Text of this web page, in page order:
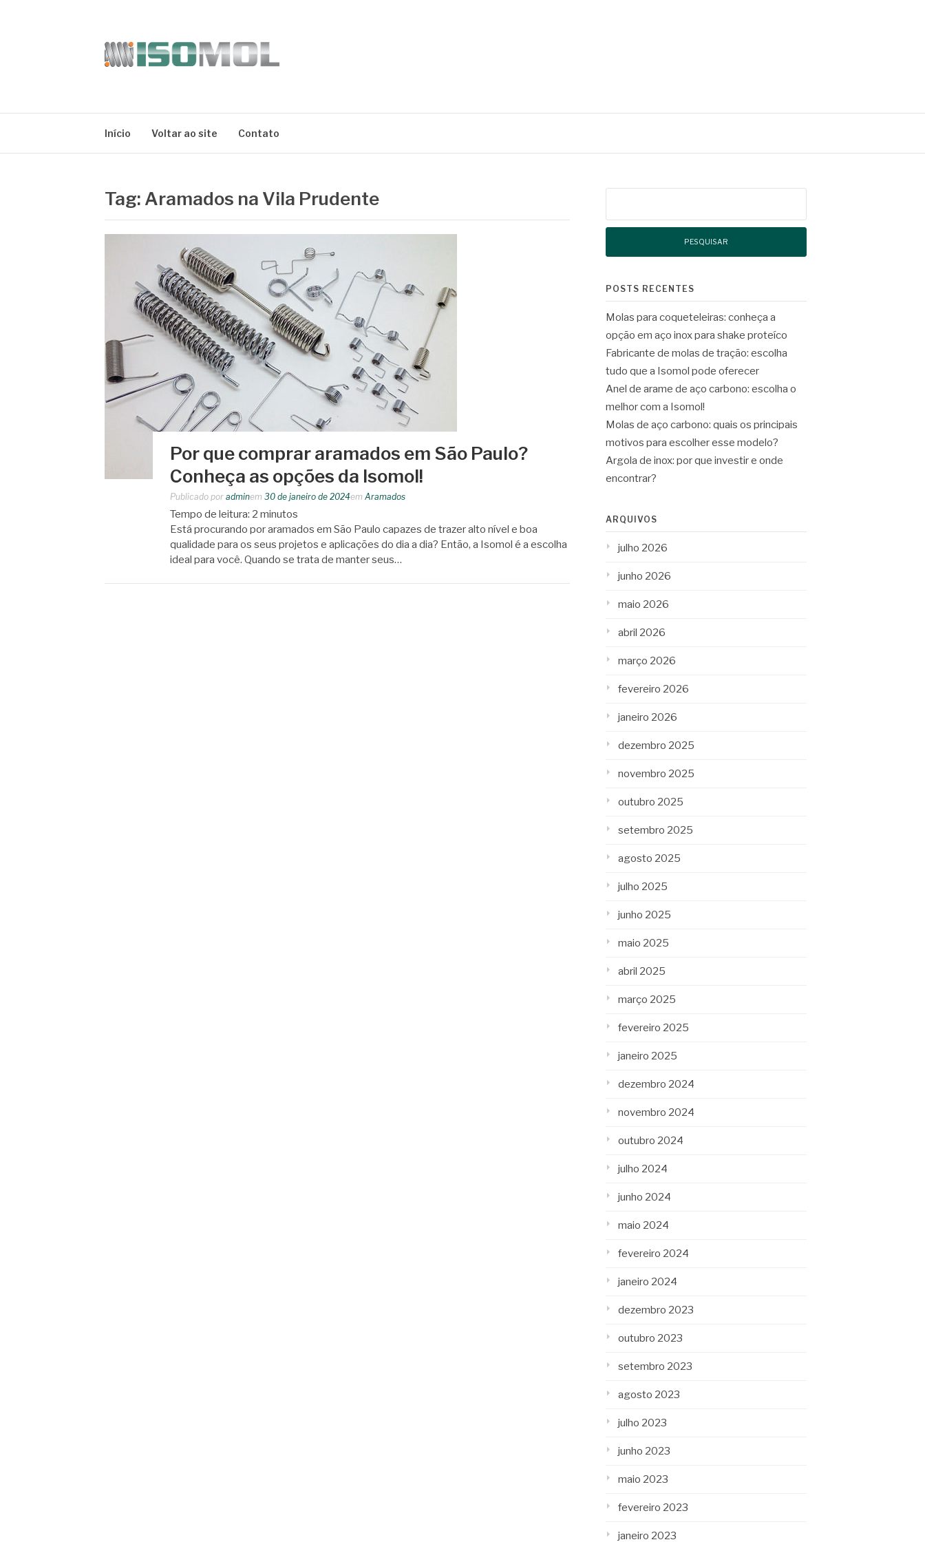
Início Voltar ao site Contato
Tag: Aramados na Vila Prudente
Por que comprar aramados em São Paulo?
Conheça as opções da Isomol!
Publicado por adminem 30 de janeiro de 2024em Aramados
Tempo de leitura: 2 minutos
Está procurando por aramados em São Paulo capazes de trazer alto nível e boa
qualidade para os seus projetos e aplicações do dia a dia? Então, a Isomol é a escolha
ideal para você. Quando se trata de manter seus…
POSTS RECENTES
Molas para coqueteleiras: conheça a
opção em aço inox para shake proteíco
Fabricante de molas de tração: escolha
tudo que a Isomol pode oferecer
Anel de arame de aço carbono: escolha o
melhor com a Isomol!
Molas de aço carbono: quais os principais
motivos para escolher esse modelo?
Argola de inox: por que investir e onde
encontrar?
ARQUIVOS
julho 2026
junho 2026
maio 2026
abril 2026
março 2026
fevereiro 2026
janeiro 2026
dezembro 2025
novembro 2025
outubro 2025
setembro 2025
agosto 2025
julho 2025
junho 2025
maio 2025
abril 2025
março 2025
fevereiro 2025
janeiro 2025
dezembro 2024
novembro 2024
outubro 2024
julho 2024
junho 2024
maio 2024
fevereiro 2024
janeiro 2024
dezembro 2023
outubro 2023
setembro 2023
agosto 2023
julho 2023
junho 2023
maio 2023
fevereiro 2023
janeiro 2023